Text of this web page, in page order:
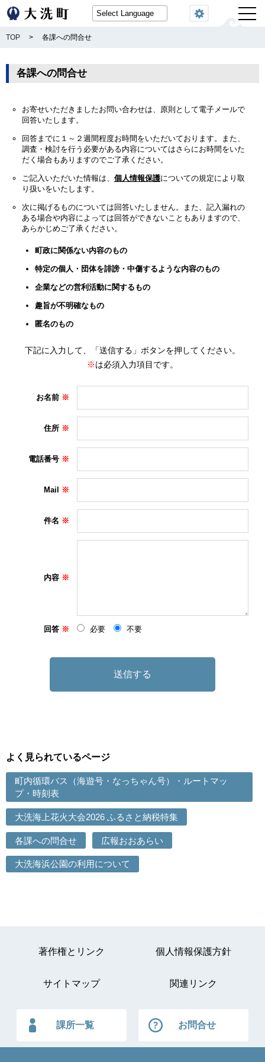
閲覧機能
TOP > 各課への問合せ
各課への問合せ
お寄せいただきましたお問い合わせは、原則として電子メールで
回答いたします。
回答までに１～２週間程度お時間をいただいております。また、
調査・検討を行う必要がある内容についてはさらにお時間をいた
だく場合もありますのでご了承ください。
ご記入いただいた情報は、 個人情報保護についての規定により取
り扱いをいたします。
次に掲げるものについては回答いたしません。また、記入漏れの
ある場合や内容によっては回答ができないこともありますので、
あらかじめご了承ください。
町政に関係ない内容のもの
特定の個人・団体を誹謗・中傷するような内容のもの
企業などの営利活動に関するもの
趣旨が不明確なもの
匿名のもの
下記に入力して、「送信する」ボタンを押してください。
※は必須入力項目です。
お名前
住所
電話番号
Mail
件名
内容
回答 必要 不要
よく見られているページ
町内循環バス（海遊号・なっちゃん号）・ルートマッ
プ・時刻表
大洗海上花火大会2026 ふるさと納税特集
各課への問合せ 広報おおあらい
大洗海浜公園の利用について
著作権とリンク 個人情報保護方針
サイトマップ 関連リンク
課所一覧 お問合せ